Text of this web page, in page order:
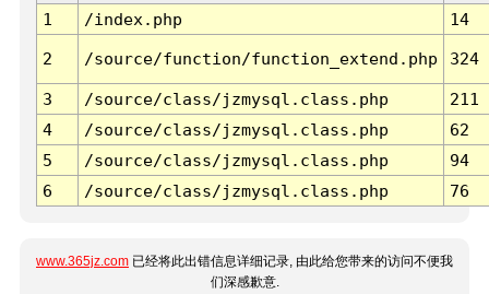
1
/index.php 14
2 /source/function/function_extend.php 324
3 /source/class/jzmysql.class.php
211
4
/source/class/jzmysql.class.php
62
5
/source/class/jzmysql.class.php
94
6
/source/class/jzmysql.class.php 76
www.365jz.com 已经将此出错信息详细记录, 由此给您带来的访问不便我
们深感歉意.